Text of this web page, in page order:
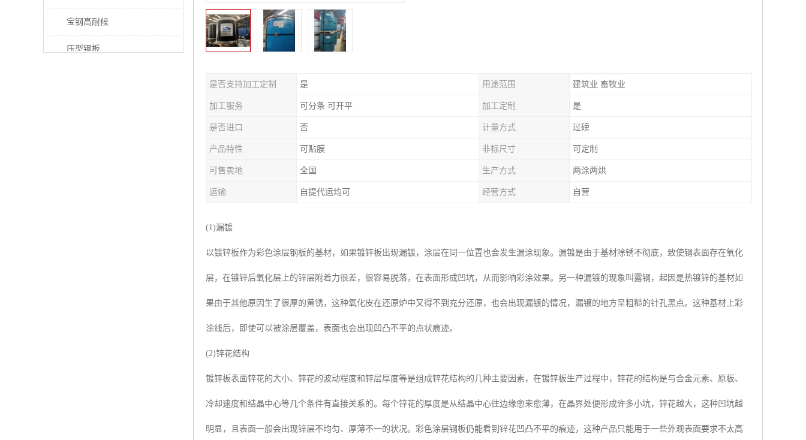
宝钢高耐候
压型钢板
是否支持加工定制 是 用途范围 建筑业 畜牧业
加工服务 可分条 可开平 加工定制 是
是否进口 否 计量方式 过磅
产品特性 可贴膜 非标尺寸 可定制
可售卖地 全国 生产方式 两涂两烘
运输 自提代运均可 经营方式 自营
(1)漏镀
以镀锌板作为彩色涂层钢板的基材，如果镀锌板出现漏镀，涂层在同一位置也会发生漏涂现象。漏镀是由于基材除锈不彻底，致使钢表面存在氧化
层，在镀锌后氧化层上的锌层附着力很差，很容易脱落，在表面形成凹坑，从而影响彩涂效果。另一种漏镀的现象叫露钢，起因是热镀锌的基材如
果由于其他原因生了很厚的黄锈，这种氧化皮在还原炉中又得不到充分还原，也会出现漏镀的情况，漏镀的地方呈粗糙的针孔黑点。这种基材上彩
涂线后，即使可以被涂层覆盖，表面也会出现凹凸不平的点状痕迹。
(2)锌花结构
镀锌板表面锌花的大小、锌花的波动程度和锌层厚度等是组成锌花结构的几种主要因素，在镀锌板生产过程中，锌花的结构是与合金元素、原板、
冷却速度和结晶中心等几个条件有直接关系的。每个锌花的厚度是从结晶中心往边缘愈来愈薄，在晶界处便形成许多小坑，锌花越大，这种凹坑越
明显，且表面一般会出现锌层不均匀、厚薄不一的状况。彩色涂层钢板仍能看到锌花凹凸不平的痕迹，这种产品只能用于一些外观表面要求不太高